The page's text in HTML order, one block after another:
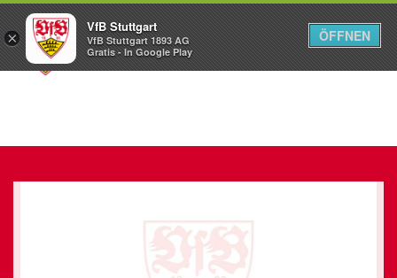
Menü
×
VfB Stuttgart
VfB Stuttgart 1893 AG
Gratis - In Google Play
ÖFFNEN